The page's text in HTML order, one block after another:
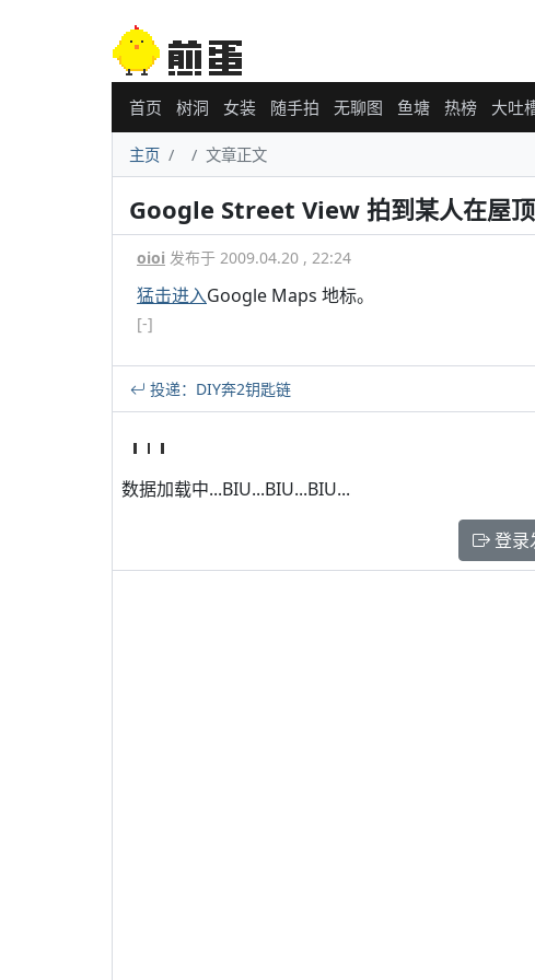
首页 树洞 女装 随手拍 无聊图 鱼塘 热榜 大吐
主页 文章正文
Google Street View 拍到某人在屋
oioi 发布于 2009.04.20 , 22:24
猛击进入Google Maps 地标。
[-]
投递：DIY奔2钥匙链
数据加载中...BIU...BIU...BIU...
登录